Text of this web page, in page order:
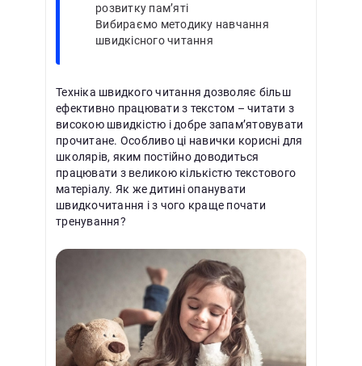
розвитку пам’яті
Вибираємо методику навчання
швидкісного читання
Техніка швидкого читання дозволяє більш
ефективно працювати з текстом – читати з
високою швидкістю і добре запам’ятовувати
прочитане. Особливо ці навички корисні для
школярів, яким постійно доводиться
працювати з великою кількістю текстового
матеріалу. Як же дитині опанувати
швидкочитання і з чого краще почати
тренування?